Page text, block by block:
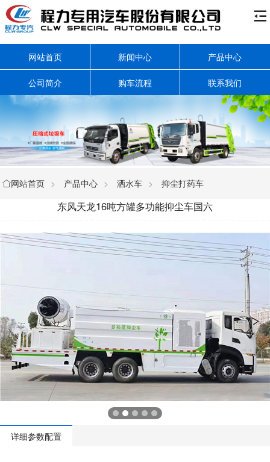

网站首页 新闻中心 产品中心
公司简介 购车流程 联系我们
网站首页 > 产品中心 > 洒水车 > 抑尘打药车
东风天龙16吨方罐多功能抑尘车国六
详细参数配置